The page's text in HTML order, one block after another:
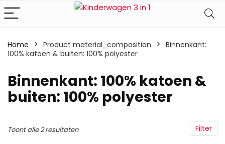
Home Product material_composition
‎Binnenkant:
100% katoen & buiten: 100% polyester
‎Binnenkant: 100% katoen &
buiten: 100% polyester
Filter
Toont alle 2 resultaten